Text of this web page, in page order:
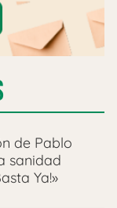
de Pablo
sanidad
Ya!»